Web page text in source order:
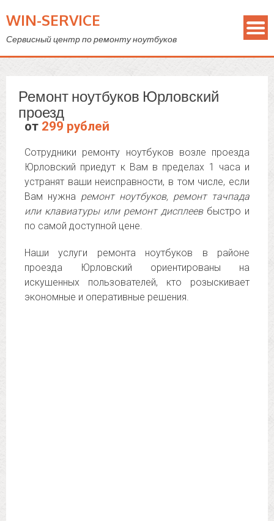
WIN-SERVICE
Сервисный центр по ремонту ноутбуков
Ремонт ноутбуков Юрловский
проезд
от 299 рублей
Сотрудники ремонту ноутбуков возле проезда
Юрловский приедут к Вам в пределах 1 часа и
устранят ваши неисправности, в том числе, если
Вам нужна ремонт ноутбуков, ремонт тачпада
или клавиатуры или ремонт дисплеевбыстро и
по самой доступной цене.
Наши услуги ремонта ноутбуков в районе
проезда Юрловский ориентированы на
искушенных пользователей, кто розыскивает
экономные и оперативные решения.